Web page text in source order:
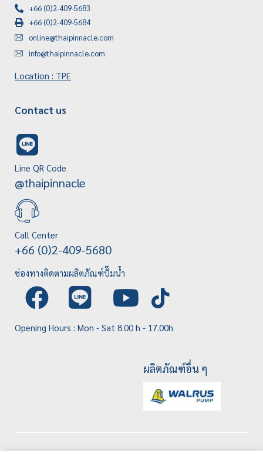
+66 (0)2-409-5683
+66 (0)2-409-5684
online@thaipinnacle.com
info@thaipinnacle.com
Location : TPE
Contact us
Line QR Code
@thaipinnacle
Call Center
+66 (0)2-409-5680
ช่องทางติดตามผลิตภัณฑ์ปั๊มน้ำ
Opening Hours : Mon - Sat 8.00 h - 17.00h
ผลิตภัณฑ์อื่น ๆ